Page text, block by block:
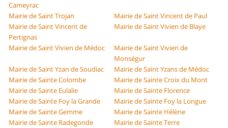
Cameyrac
Mairie de Saint Trojan
Mairie de Saint Vincent de Paul
Mairie de Saint Vincent de
Pertignas
Mairie de Saint Vivien de Blaye
Mairie de Saint Vivien de Médoc
Mairie de Saint Vivien de
Monségur
Mairie de Saint Yzan de Soudiac
Mairie de Saint Yzans de Médoc
Mairie de Sainte Colombe
Mairie de Sainte Croix du Mont
Mairie de Sainte Eulalie
Mairie de Sainte Florence
Mairie de Sainte Foy la Grande
Mairie de Sainte Foy la Longue
Mairie de Sainte Gemme
Mairie de Sainte Hélène
Mairie de Sainte Radegonde
Mairie de Sainte Terre